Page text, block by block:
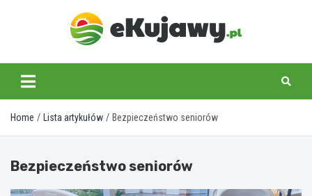
ekujawy.pl
Home Lista artykułów Bezpieczeństwo seniorów
Bezpieczeństwo seniorów